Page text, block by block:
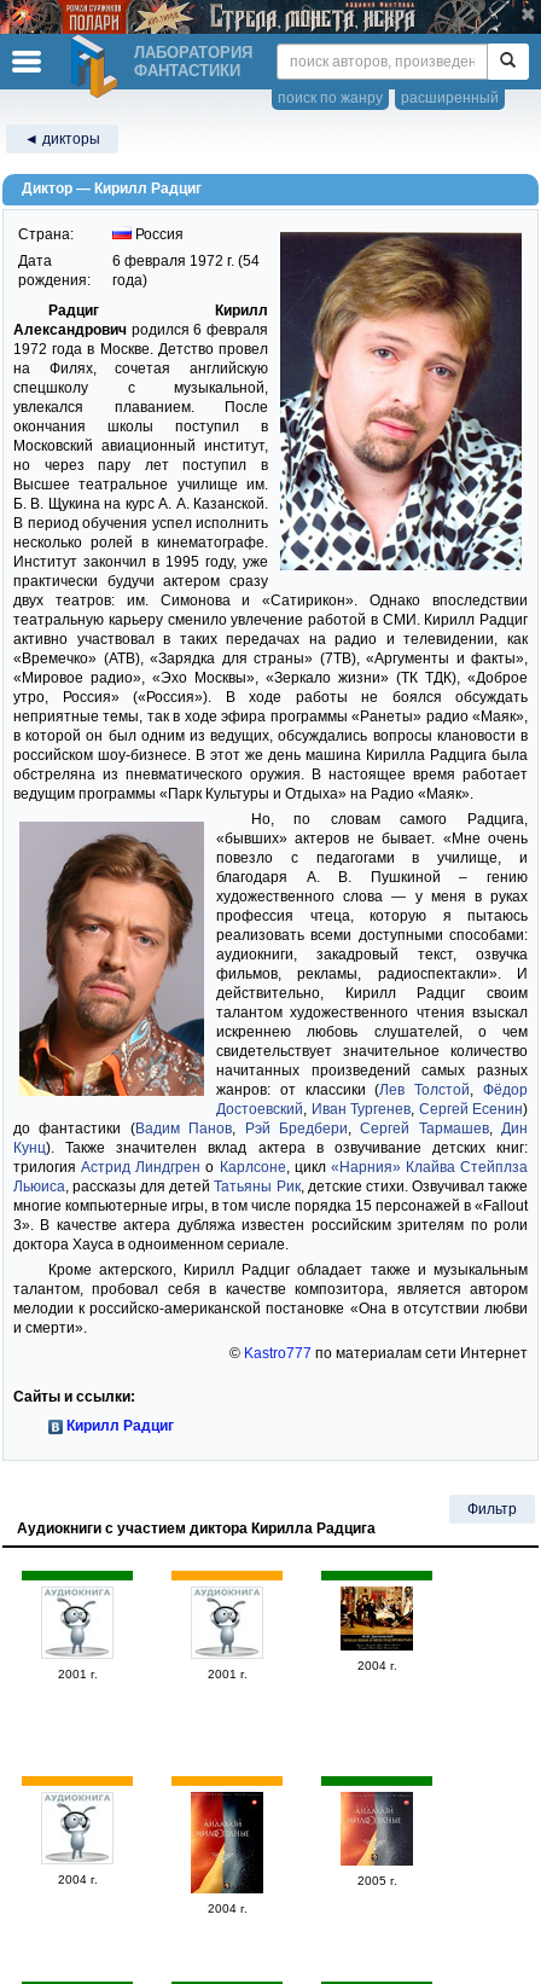
ЛАБОРАТОРИЯ
ФАНТАСТИКИ
расширенный
поиск по жанру
◄ дикторы
Диктор — Кирилл Радциг
Страна:
Россия
Дата
рождения:
6 февраля 1972 г. (54
года)
Радциг Кирилл
Александрович родился 6 февраля
1972 года в Москве. Детство провел
на Филях, сочетая английскую
спецшколу с музыкальной,
увлекался плаванием. После
окончания школы поступил в
Московский авиационный институт,
но через пару лет поступил в
Высшее театральное училище им.
Б. В. Щукина на курс А. А. Казанской.
В период обучения успел исполнить
несколько ролей в кинематографе.
Институт закончил в 1995 году, уже
практически будучи актером сразу
двух театров: им. Симонова и «Сатирикон». Однако впоследствии
театральную карьеру сменило увлечение работой в СМИ. Кирилл Радциг
активно участвовал в таких передачах на радио и телевидении, как
«Времечко» (АТВ), «Зарядка для страны» (7ТВ), «Аргументы и факты»,
«Мировое радио», «Эхо Москвы», «Зеркало жизни» (ТК ТДК), «Доброе
утро, Россия» («Россия»). В ходе работы не боялся обсуждать
неприятные темы, так в ходе эфира программы «Ранеты» радио «Маяк»,
в которой он был одним из ведущих, обсуждались вопросы клановости в
российском шоу-бизнесе. В этот же день машина Кирилла Радцига была
обстреляна из пневматического оружия. В настоящее время работает
ведущим программы «Парк Культуры и Отдыха» на Радио «Маяк».
Но, по словам самого Радцига,
«бывших» актеров не бывает. «Мне очень
повезло с педагогами в училище, и
благодаря А. В. Пушкиной – гению
художественного слова — у меня в руках
профессия чтеца, которую я пытаюсь
реализовать всеми доступными способами:
аудиокниги, закадровый текст, озвучка
фильмов, рекламы, радиоспектакли». И
действительно, Кирилл Радциг своим
талантом художественного чтения взыскал
искреннею любовь слушателей, о чем
свидетельствует значительное количество
начитанных произведений самых разных
жанров: от классики (Лев Толстой,Фёдор
Достоевский, Иван Тургенев, Сергей Есенин)
до фантастики (Вадим Панов, Рэй Бредбери,Сергей Тармашев, Дин
Кунц). Также значителен вклад актера в озвучивание детских книг:
трилогияАстрид Линдгрен о Карлсоне, цикл «Нарния» Клайва Стейплза
Льюиса, рассказы для детейТатьяны Рик, детские стихи. Озвучивал также
многие компьютерные игры, в том числе порядка 15 персонажей в «Fallout
3». В качестве актера дубляжа известен российским зрителям по роли
доктора Хауса в одноименном сериале.
Кроме актерского, Кирилл Радциг обладает также и музыкальным
талантом, пробовал себя в качестве композитора, является автором
мелодии к российско-американской постановке «Она в отсутствии любви
и смерти».
© Kastro777 по материалам сети Интернет
Сайты и ссылки:
Кирилл Радциг
Фильтр
Аудиокниги с участием диктора Кирилла Радцига
2001 г. 2001 г.
2004 г.
2004 г.
2004 г.
2005 г.